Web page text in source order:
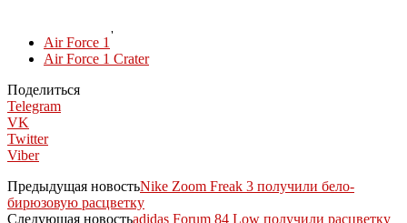
Air Force 1
Air Force 1 Crater
Поделиться
Telegram
VK
Twitter
Viber
Предыдущая новостьNike Zoom Freak 3 получили бело-
бирюзовую расцветку
Следующая новостьadidas Forum 84 Low получили расцветку